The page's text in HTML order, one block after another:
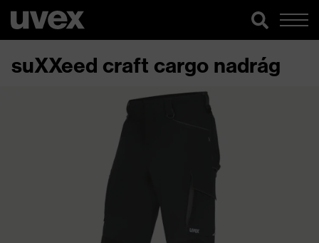
suXXeed craft cargo nadrág